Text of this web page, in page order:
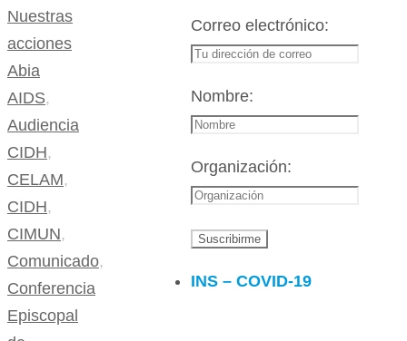
Nuestras
acciones
Abia
AIDS,
Audiencia
CIDH,
CELAM,
CIDH,
CIMUN,
Comunicado,
Conferencia
Episcopal
Correo electrónico:
Nombre:
Organización:
INS – COVID-19